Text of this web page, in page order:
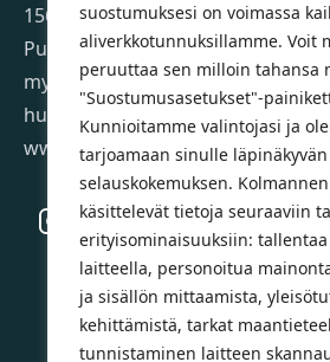
suostumuksesi on voimassa
aliverkkotunnuksillamme. Voit
peruuttaa sen milloin tahansa
"Suostumusasetukset"-
Kunnioitamme valintojasi ja
tarjoamaan sinulle
selauskokemuksen.
käsittelevät tietoja seuraaviin
erityisominaisuuksiin:
laitteella, personoitua
ja sisällön mittaamista,
kehittämistä, tarkat
tunnistaminen laitteen
15610 LAHTI
Puh. 03 733 9183
myynti@pyorakauppa.fi
huolto@pyorakauppa.fi
www.pyorakauppa.fi
InstagramFacebook